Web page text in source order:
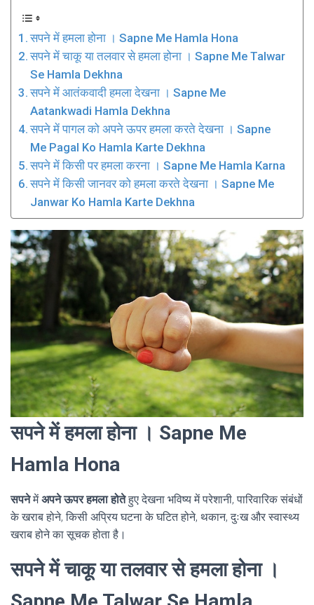
सपने में हमला होना । Sapne Me Hamla Hona
सपने में चाकू या तलवार से हमला होना । Sapne Me Talwar
Se Hamla Dekhna
सपने में आतंकवादी हमला देखना । Sapne Me
Aatankwadi Hamla Dekhna
सपने में पागल को अपने ऊपर हमला करते देखना । Sapne
Me Pagal Ko Hamla Karte Dekhna
सपने में किसी पर हमला करना । Sapne Me Hamla Karna
सपने में किसी जानवर को हमला करते देखना । Sapne Me
Janwar Ko Hamla Karte Dekhna
सपने में हमला होना । Sapne Me
Hamla Hona
सपनेमेंअपने ऊपर हमला होतेहुए देखना भविष्य में परेशानी, पारिवारिक संबंधों
के खराब होने, किसी अप्रिय घटना के घटित होने, थकान, दुःख और स्वास्थ्य
खराब होने का सूचक होता है।
सपने में चाकू या तलवार से हमला होना ।